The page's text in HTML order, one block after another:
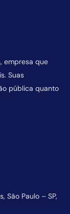
empresa que
Suas
pública quanto
São Paulo – SP,